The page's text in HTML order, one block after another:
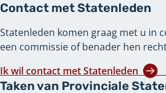
Contact met Statenleden
Statenleden komen graag met u in
een commissie of benader hen
Ik wil contact met Statenleden
Taken van Provinciale